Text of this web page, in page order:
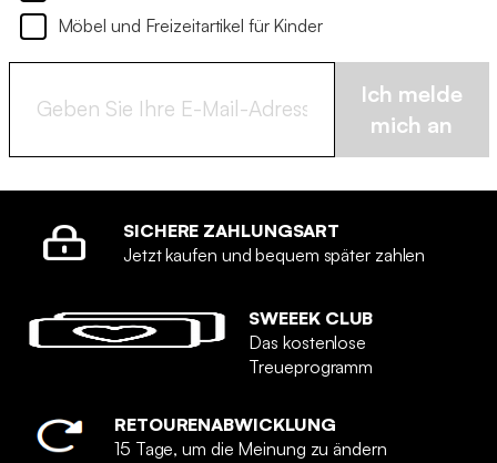
Möbel und Freizeitartikel für Kinder
Ich melde
mich an
SICHERE ZAHLUNGSART
Jetzt kaufen und bequem später zahlen
SWEEEK CLUB
Das kostenlose
Treueprogramm
RETOURENABWICKLUNG
15 Tage, um die Meinung zu ändern